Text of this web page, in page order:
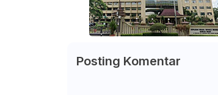
Posting Komentar